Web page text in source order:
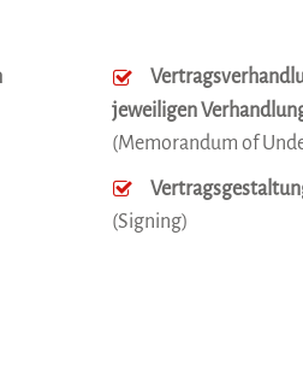
jeweiligen
(Memorandum of
(Signing)